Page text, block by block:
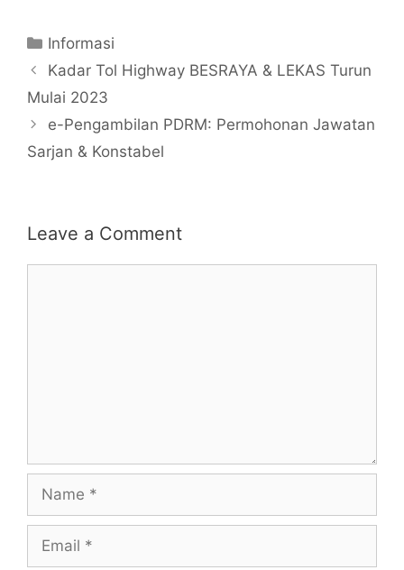
Categories
Informasi
Kadar Tol Highway BESRAYA & LEKAS Turun
Mulai 2023
e-Pengambilan PDRM: Permohonan Jawatan
Sarjan & Konstabel
Leave a Comment
Name
Email